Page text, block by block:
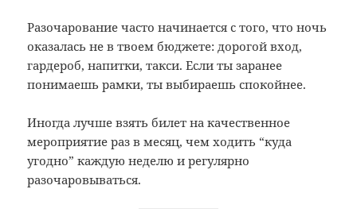
Разочарование часто начинается с того, что ночь
оказалась не в твоем бюджете: дорогой вход,
гардероб, напитки, такси. Если ты заранее
понимаешь рамки, ты выбираешь спокойнее.
Иногда лучше взять билет на качественное
мероприятие раз в месяц, чем ходить “куда
угодно” каждую неделю и регулярно
разочаровываться.